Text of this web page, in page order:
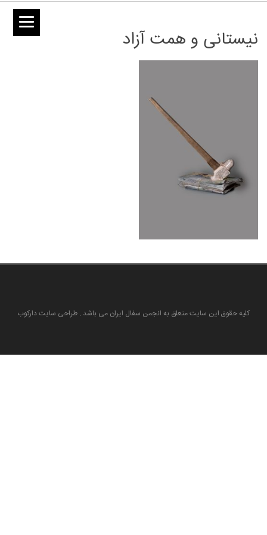
نیستانی و همت آزاد
کلیه حقوق این سایت متعلق به انجمن سفال ایران می باشد . طراحی سایت دارکوب